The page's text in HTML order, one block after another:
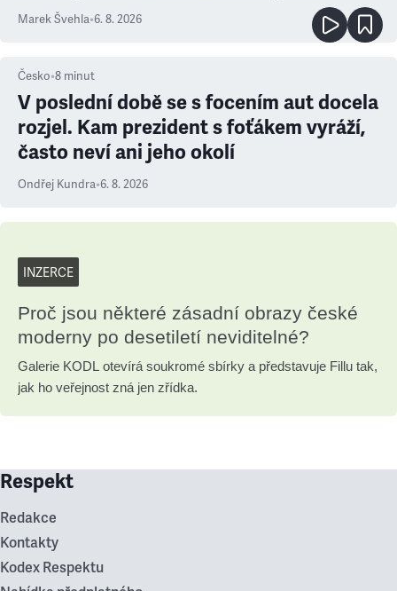
Marek Švehla•6. 8. 2026
Česko•8 minut
V poslední době se s focením aut docela
rozjel. Kam prezident s foťákem vyráží,
často neví ani jeho okolí
Ondřej Kundra•6. 8. 2026
INZERCE
Proč jsou některé zásadní obrazy české
moderny po desetiletí neviditelné?
Galerie KODL otevírá soukromé sbírky a představuje Fillu tak,
jak ho veřejnost zná jen zřídka.
Respekt
Redakce
Kontakty
Kodex Respektu